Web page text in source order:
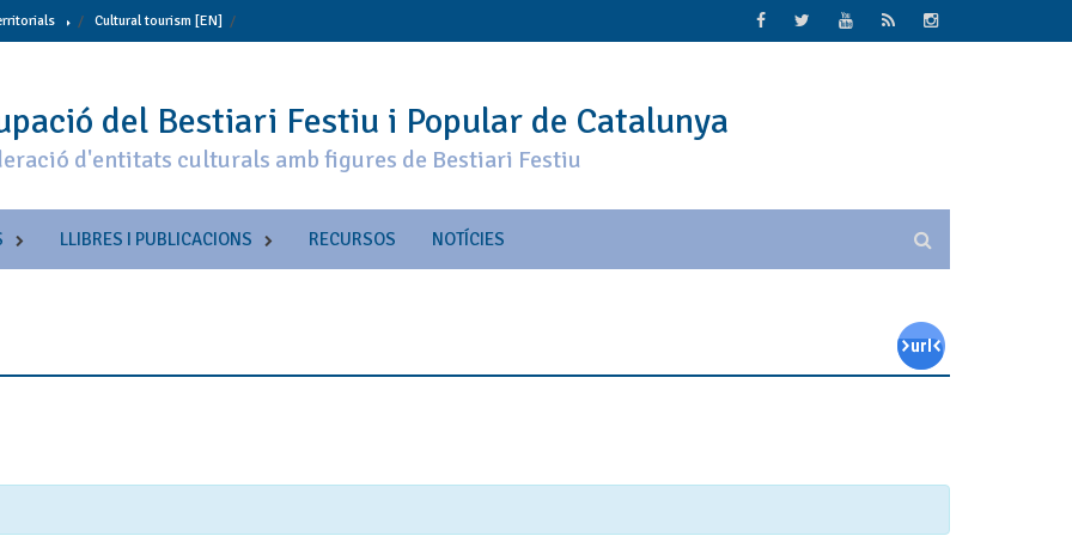
Cultural tourism [EN]
del Bestiari Festiu i Popular de Catalunya
d'entitats culturals amb figures de Bestiari Festiu
LLIBRES I PUBLICACIONS RECURSOS NOTÍCIES